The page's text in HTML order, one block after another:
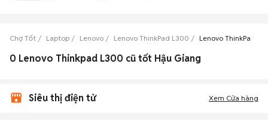
Chợ Tốt Laptop Lenovo Lenovo ThinkPad L300 Lenovo ThinkPad
0 Lenovo Thinkpad L300 cũ tốt Hậu Giang
Siêu thị điện tử Xem Cửa hàng